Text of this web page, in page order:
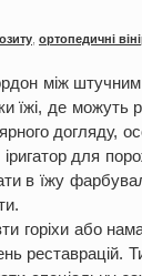
ортопедичні
між
їжі, де можуть
догляду,
для
в їжу
горіхи або
реставрацій.